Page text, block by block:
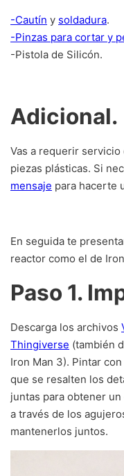
-Cautín y soldadura.
-Pinzas para cortar y
-Pistola de Silicón.
Adicional.
Vas a requerir
piezas plásticas. Si
mensaje para hacerte
En seguida te
reactor como el de
Paso 1.
Descarga los archivos
Thingiverse (también
Iron Man 3). Pintar
que se resalten los
juntas para obtener
a través de los
mantenerlos juntos.